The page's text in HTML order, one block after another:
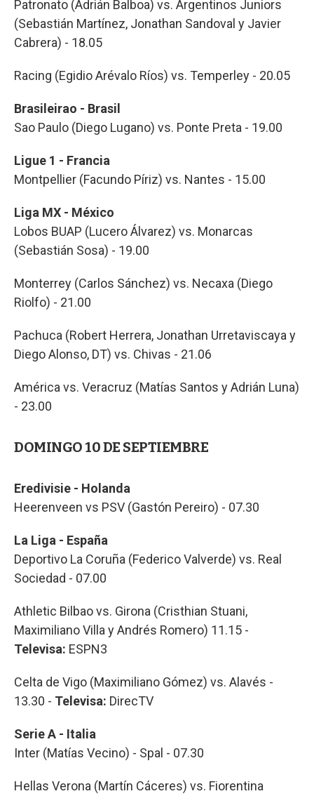
Patronato (Adrián Balboa) vs. Argentinos Juniors
(Sebastián Martínez, Jonathan Sandoval y Javier
Cabrera) - 18.05
Racing (Egidio Arévalo Ríos) vs. Temperley - 20.05
Brasileirao - Brasil
Sao Paulo (Diego Lugano) vs. Ponte Preta - 19.00
Ligue 1 - Francia
Montpellier (Facundo Píriz) vs. Nantes - 15.00
Liga MX - México
Lobos BUAP (Lucero Álvarez) vs. Monarcas
(Sebastián Sosa) - 19.00
Monterrey (Carlos Sánchez) vs. Necaxa (Diego
Riolfo) - 21.00
Pachuca (Robert Herrera, Jonathan Urretaviscaya y
Diego Alonso, DT) vs. Chivas - 21.06
América vs. Veracruz (Matías Santos y Adrián Luna)
- 23.00
DOMINGO 10 DE SEPTIEMBRE
Eredivisie - Holanda
Heerenveen vs PSV (Gastón Pereiro) - 07.30
La Liga - España
Deportivo La Coruña (Federico Valverde) vs. Real
Sociedad - 07.00
Athletic Bilbao vs. Girona (Cristhian Stuani,
Maximiliano Villa y Andrés Romero) 11.15 -
Televisa: ESPN3
Celta de Vigo (Maximiliano Gómez) vs. Alavés -
13.30 - Televisa: DirecTV
Serie A - Italia
Inter (Matías Vecino) - Spal - 07.30
Hellas Verona (Martín Cáceres) vs. Fiorentina